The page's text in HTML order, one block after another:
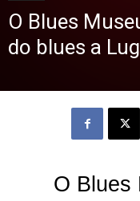
O Blues
do blues a
O Blues